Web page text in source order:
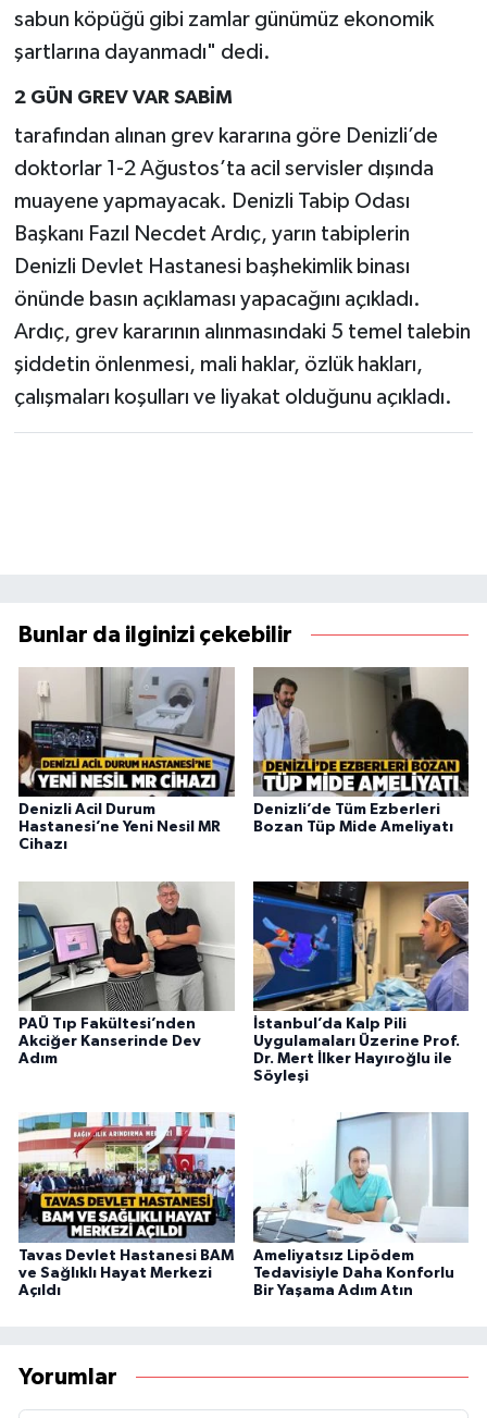
sabun köpüğü gibi zamlar günümüz ekonomik
şartlarına dayanmadı" dedi.
2 GÜN GREV VAR SABİM
tarafından alınan grev kararına göre Denizli’de
doktorlar 1-2 Ağustos’ta acil servisler dışında
muayene yapmayacak. Denizli Tabip Odası
Başkanı Fazıl Necdet Ardıç, yarın tabiplerin
Denizli Devlet Hastanesi başhekimlik binası
önünde basın açıklaması yapacağını açıkladı.
Ardıç, grev kararının alınmasındaki 5 temel talebin
şiddetin önlenmesi, mali haklar, özlük hakları,
çalışmaları koşulları ve liyakat olduğunu açıkladı.
Bunlar da ilginizi çekebilir
Denizli Acil Durum
Hastanesi’ne Yeni Nesil MR
Cihazı
Denizli’de Tüm Ezberleri
Bozan Tüp Mide Ameliyatı
PAÜ Tıp Fakültesi’nden
Akciğer Kanserinde Dev
Adım
İstanbul’da Kalp Pili
Uygulamaları Üzerine Prof.
Dr. Mert İlker Hayıroğlu ile
Söyleşi
Tavas Devlet Hastanesi BAM
ve Sağlıklı Hayat Merkezi
Açıldı
Ameliyatsız Lipödem
Tedavisiyle Daha Konforlu
Bir Yaşama Adım Atın
Yorumlar